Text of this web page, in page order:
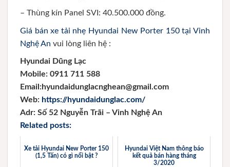
– Thùng kín Panel SVI: 40.500.000 đồng.
Giá bán xe tải nhẹ Hyundai New Porter 150 tại Vinh
Nghệ An vui lòng liên hệ :
Hyundai Dũng Lạc
Mobile: 0911 711 588
Email:hyundaidunglacnghean@gmail.com
Web: https://hyundaidunglac.com/
Adr: Số 52 Nguyễn Trãi – Vinh Nghệ An
Related posts:
Xe tải Hyundai New Porter 150
(1,5 Tấn) có gì nổi bật ?
Hyundai Việt Nam thông báo
kết quả bán hàng tháng
3/2020